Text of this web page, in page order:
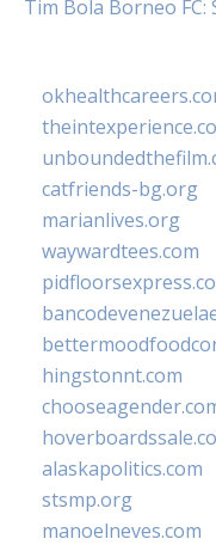
Tim Bola Borneo
catfriends-bg.org
marianlives.org
waywardtees.com
hingstonnt.com
alaskapolitics.com
stsmp.org
manoelneves.com